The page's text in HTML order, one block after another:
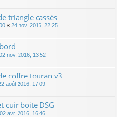
triangle cassés
« 24 nov. 2016, 22:25
02 nov. 2016, 13:52
coffre touran v3
août 2016, 17:09
cuir boite DSG
02 avr. 2016, 16:46